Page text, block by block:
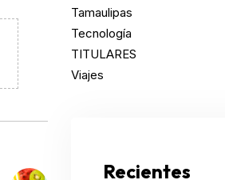
Tamaulipas
Tecnología
TITULARES
Viajes
Recientes